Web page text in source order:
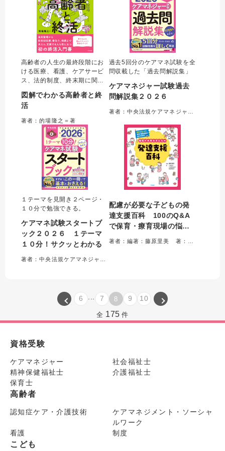
高齢者の人生の最終段階にお
ける医療、看護、ケアサービ
ス、法的制度、終末期に関す
た初の「終活入門書」。著者
が持つ、行政書士・看護師・
し、医療・福祉・法務の各分
野を横断した他書にはない包
括的な実践解説が特長。
図解でわかる高齢者と終
活
著者：的場隆之＝著
過去5回分のケアマネ試験を全
問収載した「過去問解説集」
ケアマネジャー試験過去
問解説集２０２６
１テーマを見開き２ページ・
１０分で勉強できる。
ケアマネ試験スタートブ
ック２０２６ １テーマ
１０分！サクッとわかる
配慮が必要な子どもの発
達支援百科 100のQ&A
で保育・療育現場の悩み
6 7 8 9 10
全 175 件
資格受験
ケアマネジャー
社会福祉士
精神保健福祉士
介護福祉士
保育士
高齢者
認知症ケア・介護技術
ケアマネジメント・ソーシャ
ルワーク
看護
制度
こども